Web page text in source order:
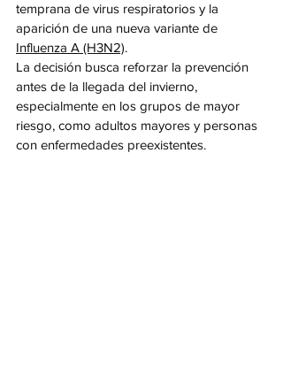
temprana de virus respiratorios y la
aparición de una nueva variante de
Influenza A (H3N2).
La decisión busca reforzar la prevención
antes de la llegada del invierno,
especialmente en los grupos de mayor
riesgo, como adultos mayores y personas
con enfermedades preexistentes.